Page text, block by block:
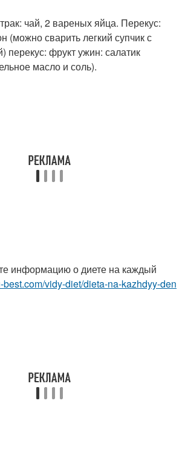
чай, 2 вареных яйца. Перекус:
(можно сварить легкий супчик с
перекус: фрукт ужин: салатик
масло и соль).
информацию о диете на каждый
best.com/vidy-diet/dieta-na-kazhdyy-den